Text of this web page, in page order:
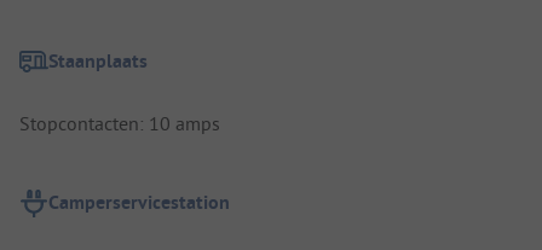
Staanplaats
Stopcontacten: 10 amps
Camperservicestation